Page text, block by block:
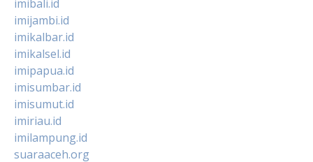
imibali.id
imijambi.id
imikalbar.id
imikalsel.id
imipapua.id
imisumbar.id
imisumut.id
imiriau.id
imilampung.id
suaraaceh.org